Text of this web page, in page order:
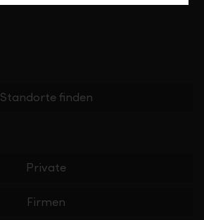
Standorte finden
Private
Firmen